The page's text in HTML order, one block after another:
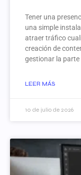
Tener una
una simple
atraer tráfico
creación de
gestionar la parte
LEER MÁS
10 de julio de 2026